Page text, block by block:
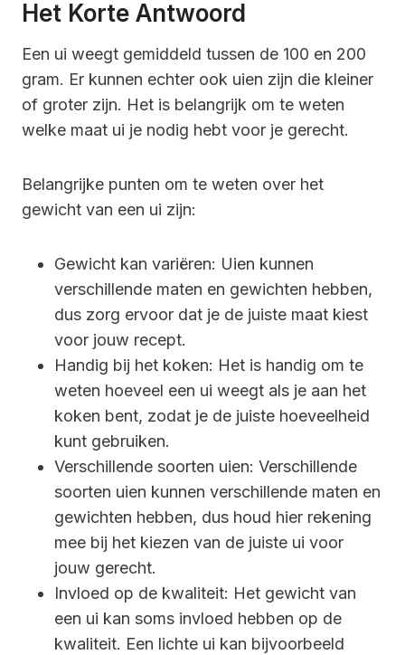
Het Korte Antwoord
Een ui weegt gemiddeld tussen de 100 en 200
gram. Er kunnen echter ook uien zijn die kleiner
of groter zijn. Het is belangrijk om te weten
welke maat ui je nodig hebt voor je gerecht.
Belangrijke punten om te weten over het
gewicht van een ui zijn:
Gewicht kan variëren: Uien kunnen
verschillende maten en gewichten hebben,
dus zorg ervoor dat je de juiste maat kiest
voor jouw recept.
Handig bij het koken: Het is handig om te
weten hoeveel een ui weegt als je aan het
koken bent, zodat je de juiste hoeveelheid
kunt gebruiken.
Verschillende soorten uien: Verschillende
soorten uien kunnen verschillende maten en
gewichten hebben, dus houd hier rekening
mee bij het kiezen van de juiste ui voor
jouw gerecht.
Invloed op de kwaliteit: Het gewicht van
een ui kan soms invloed hebben op de
kwaliteit. Een lichte ui kan bijvoorbeeld